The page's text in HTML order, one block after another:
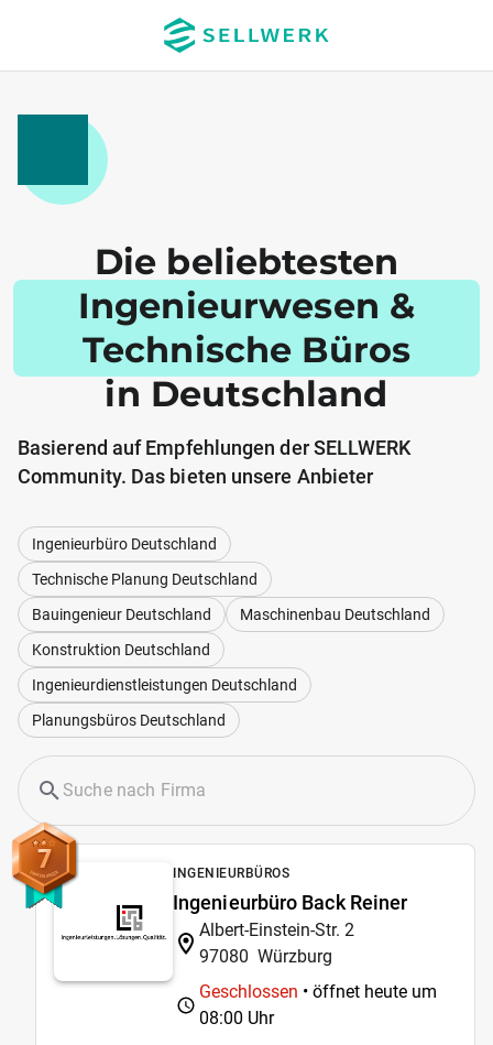
Die beliebtesten
Ingenieurwesen &
Technische Büros
in Deutschland
Basierend auf Empfehlungen der SELLWERK
Community. Das bieten unsere Anbieter
Ingenieurbüro Deutschland
Technische Planung Deutschland
Bauingenieur Deutschland
Maschinenbau Deutschland
Konstruktion Deutschland
Ingenieurdienstleistungen Deutschland
Planungsbüros Deutschland
7 INGENIEURBÜROS
Ingenieurbüro Back Reiner
Albert-Einstein-Str. 2
97080 Würzburg
Geschlossen • öffnet heute um
08:00 Uhr